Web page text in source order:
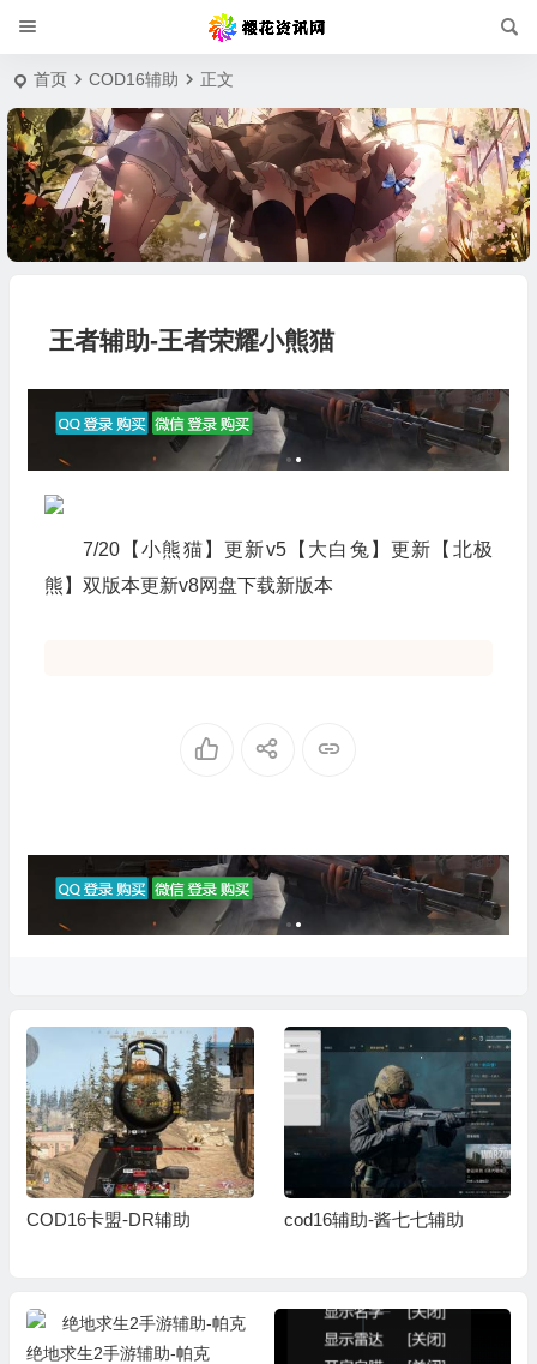
首页 COD16辅助 正文
王者辅助-王者荣耀小熊猫
7/20【小熊猫】更新v5【大白兔】更新【北极
熊】双版本更新v8网盘下载新版本
COD16卡盟-DR辅助 cod16辅助-酱七七辅助
绝地求生2手游辅助-帕克